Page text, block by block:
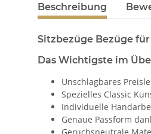
Beschreibung
Sitzbezüge Bezüge für
Das Wichtigste im
Unschlagbares
Spezielles Classic
Individuelle
Genaue Passform